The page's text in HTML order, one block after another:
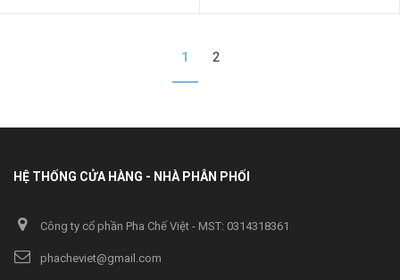
1 2
HỆ THỐNG CỬA HÀNG - NHÀ PHÂN PHỐI
Công ty cổ phần Pha Chế Việt - MST: 0314318361
phacheviet@gmail.com